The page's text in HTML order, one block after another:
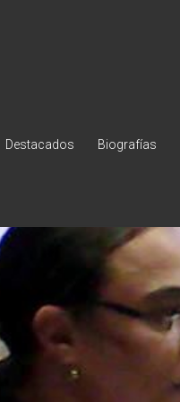
Destacados Biografías